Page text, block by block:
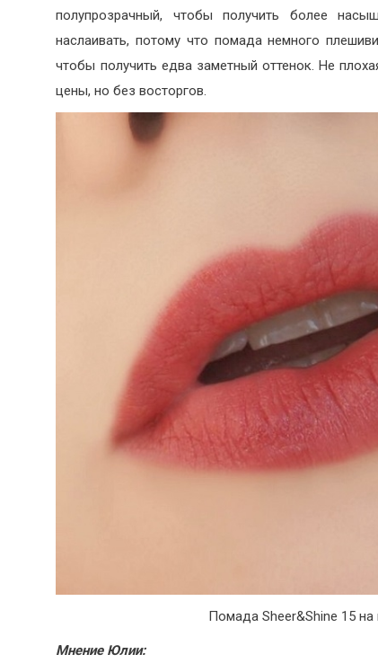
полупрозрачный, чтобы получить более
наслаивать, потому что помада немного
чтобы получить едва заметный оттенок. Не
цены, но без восторгов.
Помада Sheer&Shine 15 на
Мнение Юлии: